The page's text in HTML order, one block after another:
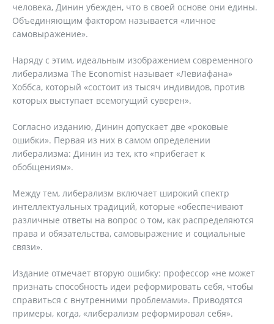
человека, Динин убежден, что в своей основе они едины.
Объединяющим фактором называется «личное
самовыражение».
Наряду с этим, идеальным изображением современного
либерализма The Economist называет «Левиафана»
Хоббса, который «состоит из тысяч индивидов, против
которых выступает всемогущий суверен».
Согласно изданию, Динин допускает две «роковые
ошибки». Первая из них в самом определении
либерализма: Динин из тех, кто «прибегает к
обобщениям».
Между тем, либерализм включает широкий спектр
интеллектуальных традиций, которые «обеспечивают
различные ответы на вопрос о том, как распределяются
права и обязательства, самовыражение и социальные
связи».
Издание отмечает вторую ошибку: профессор «не может
признать способность идеи реформировать себя, чтобы
справиться с внутренними проблемами». Приводятся
примеры, когда, «либерализм реформировал себя».